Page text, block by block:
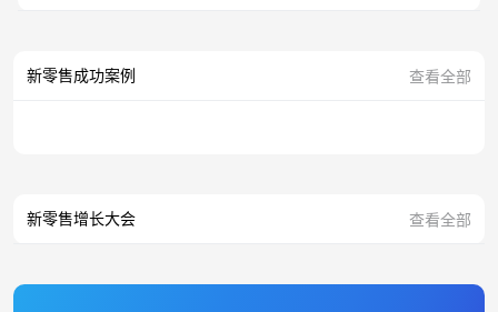
新零售成功案例 查看全部
新零售增长大会 查看全部